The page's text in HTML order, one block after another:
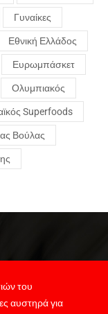
Γυναίκες
Εθνική Ελλάδος
Ευρωμπάσκετ
Ολυμπιακός
Superfoods
Βούλας
του
αυστηρά για